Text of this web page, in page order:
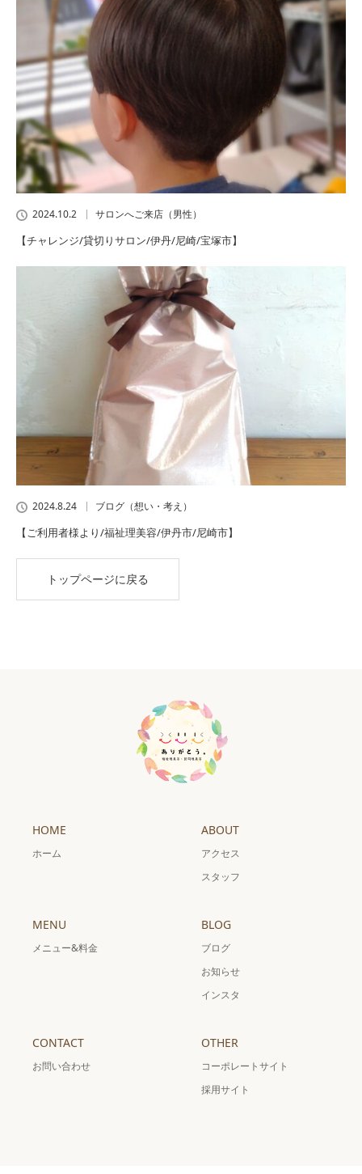
2024.10.2 サロンへご来店（男性）
【チャレンジ/貸切りサロン/伊丹/尼崎/宝塚市】
2024.8.24 ブログ（想い・考え）
【ご利用者様より/福祉理美容/伊丹市/尼崎市】
トップページに戻る
HOME
ホーム
ABOUT
アクセス
スタッフ
MENU
メニュー&料金
BLOG
ブログ
お知らせ
インスタ
CONTACT
お問い合わせ
OTHER
コーポレートサイト
採用サイト